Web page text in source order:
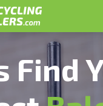
Find